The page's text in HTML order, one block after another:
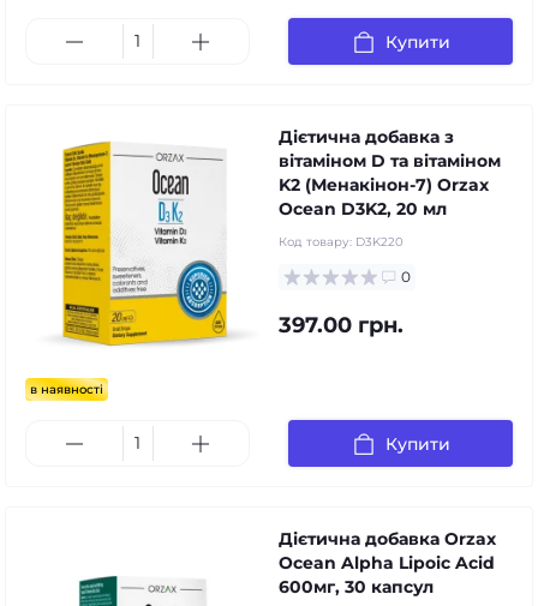
Купити
в наявності
Дієтична добавка з
вітаміном D та вітаміном
K2 (Менакінон-7) Orzax
Ocean D3K2, 20 мл
Код товару: D3K220
0
397.00 грн.
Купити
Дієтична добавка Orzax
Ocean Alpha Lipoic Acid
600мг, 30 капсул